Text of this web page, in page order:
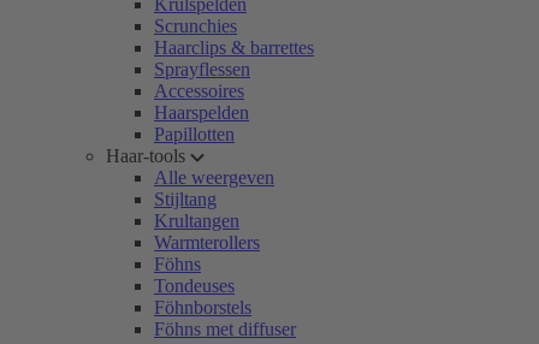
Krulspelden
Scrunchies
Haarclips & barrettes
Sprayflessen
Accessoires
Haarspelden
Papillotten
Haar-tools
Alle weergeven
Stijltang
Krultangen
Warmterollers
Föhns
Tondeuses
Föhnborstels
Föhns met diffuser